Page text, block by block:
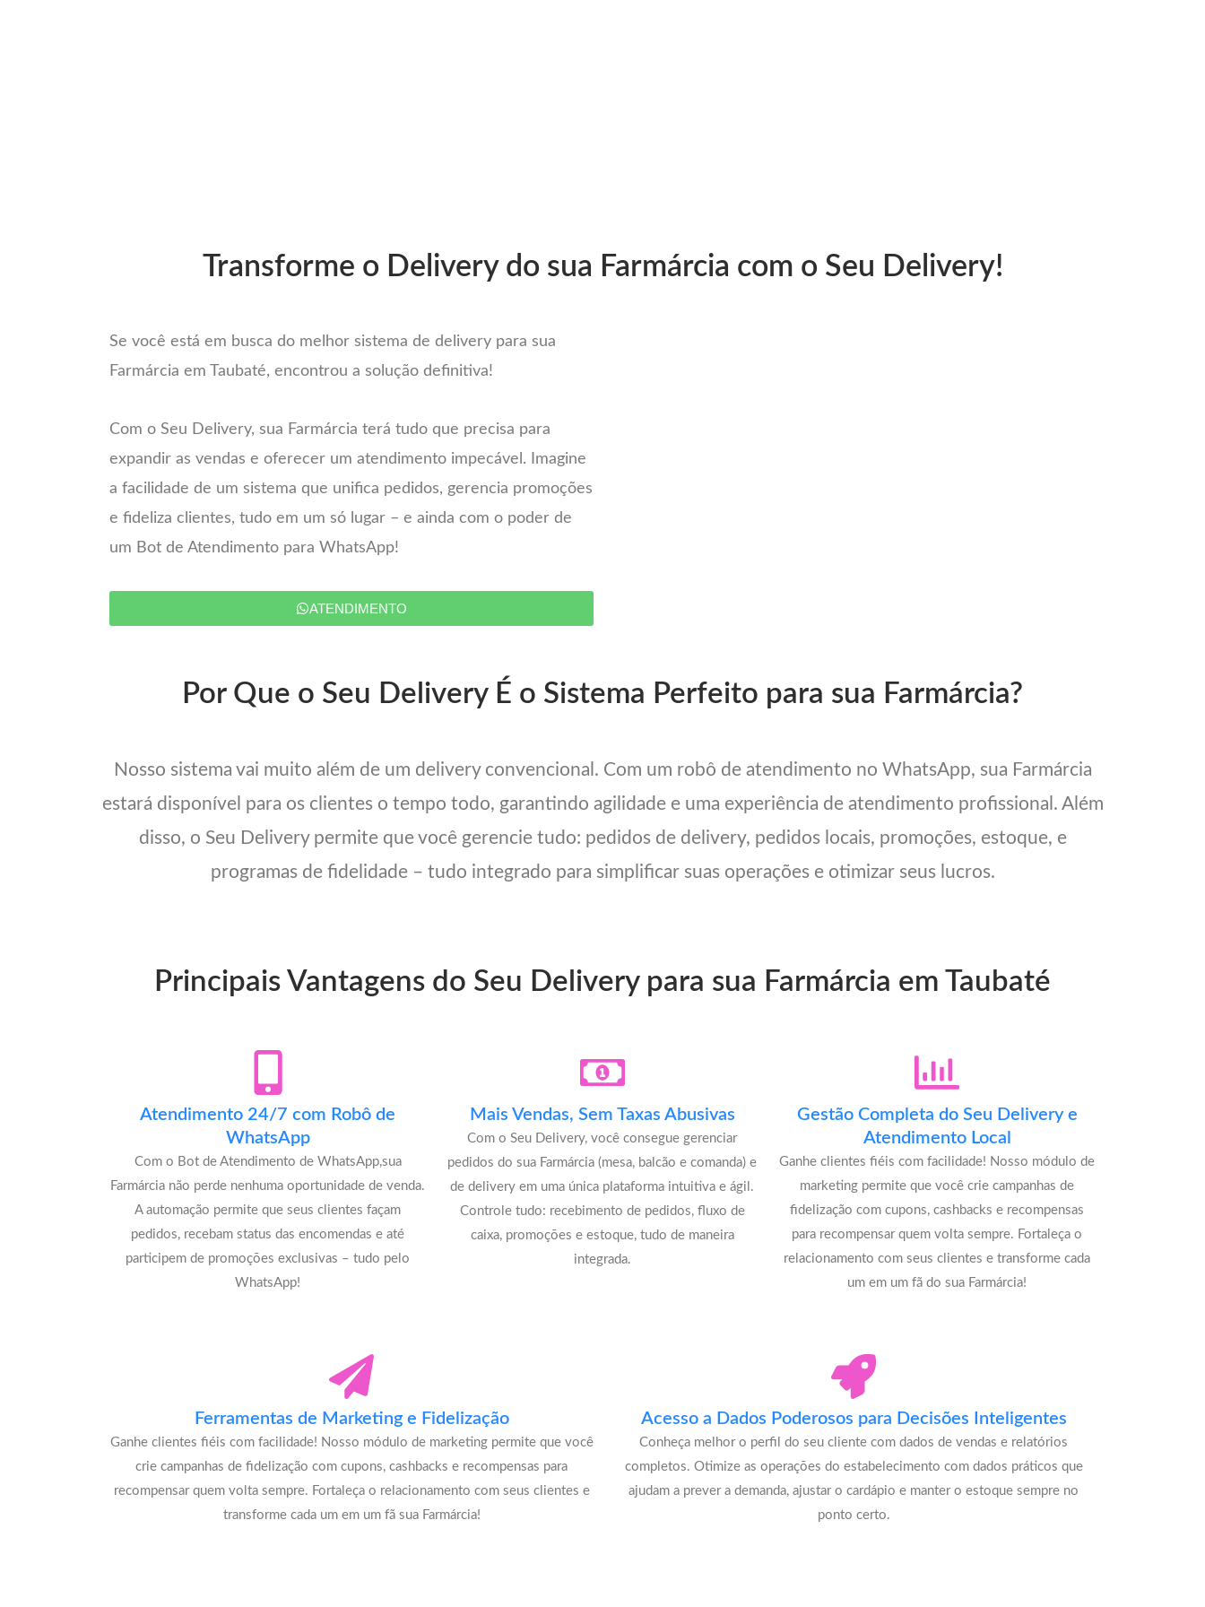
Transforme o Delivery do sua Farmárcia com o Seu Delivery!
Se você está em busca do melhor sistema de delivery para sua
Farmárcia em Taubaté, encontrou a solução definitiva!
Com o Seu Delivery, sua Farmárcia terá tudo que precisa para
expandir as vendas e oferecer um atendimento impecável. Imagine
a facilidade de um sistema que unifica pedidos, gerencia promoções
e fideliza clientes, tudo em um só lugar – e ainda com o poder de
um Bot de Atendimento para WhatsApp!
ATENDIMENTO
Por Que o Seu Delivery É o Sistema Perfeito para sua Farmárcia?
Nosso sistema vai muito além de um delivery convencional. Com um robô de atendimento no WhatsApp, sua Farmárcia
estará disponível para os clientes o tempo todo, garantindo agilidade e uma experiência de atendimento profissional. Além
disso, o Seu Delivery permite que você gerencie tudo: pedidos de delivery, pedidos locais, promoções, estoque, e
programas de fidelidade – tudo integrado para simplificar suas operações e otimizar seus lucros.
Principais Vantagens do Seu Delivery para sua Farmárcia em Taubaté
Atendimento 24/7 com Robô de
WhatsApp
Com o Bot de Atendimento de WhatsApp,sua
Farmárcia não perde nenhuma oportunidade de venda.
A automação permite que seus clientes façam
pedidos, recebam status das encomendas e até
participem de promoções exclusivas – tudo pelo
WhatsApp!
Mais Vendas, Sem Taxas Abusivas
Com o Seu Delivery, você consegue gerenciar
pedidos do sua Farmárcia (mesa, balcão e comanda) e
de delivery em uma única plataforma intuitiva e ágil.
Controle tudo: recebimento de pedidos, fluxo de
caixa, promoções e estoque, tudo de maneira
integrada.
Gestão Completa do Seu Delivery e
Atendimento Local
Ganhe clientes fiéis com facilidade! Nosso módulo de
marketing permite que você crie campanhas de
fidelização com cupons, cashbacks e recompensas
para recompensar quem volta sempre. Fortaleça o
relacionamento com seus clientes e transforme cada
um em um fã do sua Farmárcia!
Ferramentas de Marketing e Fidelização
Ganhe clientes fiéis com facilidade! Nosso módulo de marketing permite que você
crie campanhas de fidelização com cupons, cashbacks e recompensas para
recompensar quem volta sempre. Fortaleça o relacionamento com seus clientes e
transforme cada um em um fã sua Farmárcia!
Acesso a Dados Poderosos para Decisões Inteligentes
Conheça melhor o perfil do seu cliente com dados de vendas e relatórios
completos. Otimize as operações do estabelecimento com dados práticos que
ajudam a prever a demanda, ajustar o cardápio e manter o estoque sempre no
ponto certo.